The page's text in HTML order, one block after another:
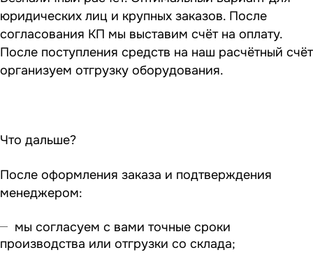
юридических лиц и крупных заказов. После
согласования КП мы выставим счёт на оплату.
После поступления средств на наш расчётный счёт
организуем отгрузку оборудования.
Что дальше?
После оформления заказа и подтверждения
менеджером:
мы согласуем с вами точные сроки
производства или отгрузки со склада;